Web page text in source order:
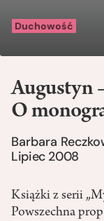
Duchowość
Augustyn
O
Barbara
Lipiec 2008
Książki z serii
Powszechna